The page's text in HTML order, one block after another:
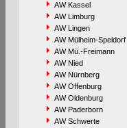
AW Kassel
AW Limburg
AW Lingen
AW Mülheim-Speldorf
AW Mü.-Freimann
AW Nied
AW Nürnberg
AW Offenburg
AW Oldenburg
AW Paderborn
AW Schwerte